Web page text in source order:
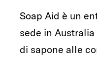
Soap Aid è un
sede in
di sapone alle